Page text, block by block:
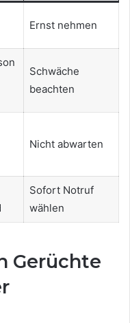
Ernst nehmen
Schwäche
beachten
Nicht abwarten
Sofort Notruf
wählen
Gerüchte